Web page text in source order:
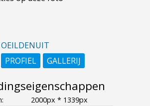
OEILDENUIT
PROFIEL
GALLERIJ
2000px * 1339px